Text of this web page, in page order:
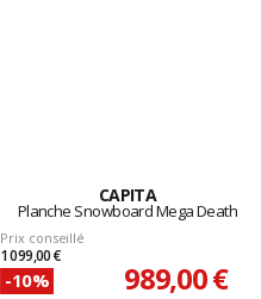
CAPITA
Planche Snowboard Mega Death
Prix conseillé
1 099,00 €
-10% 989,00 €